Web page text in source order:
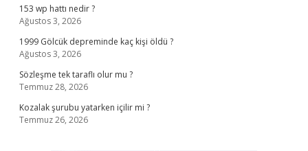
153 wp hattı nedir ?
Ağustos 3, 2026
1999 Gölcük depreminde kaç kişi öldü ?
Ağustos 3, 2026
Sözleşme tek taraflı olur mu ?
Temmuz 28, 2026
Kozalak şurubu yatarken içilir mi ?
Temmuz 26, 2026